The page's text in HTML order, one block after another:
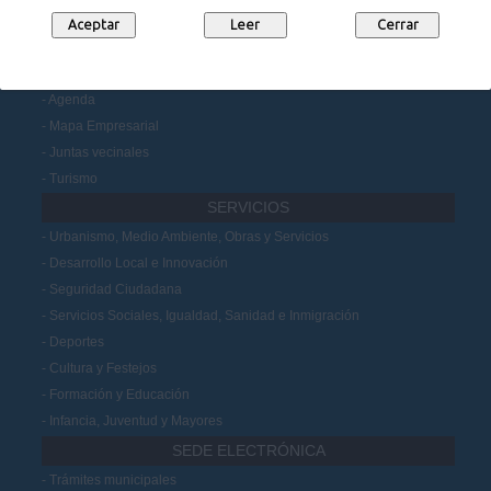
Participación Ciudadana
MUNICIPIO
Agenda
Mapa Empresarial
Juntas vecinales
Turismo
SERVICIOS
Urbanismo, Medio Ambiente, Obras y Servicios
Desarrollo Local e Innovación
Seguridad Ciudadana
Servicios Sociales, Igualdad, Sanidad e Inmigración
Deportes
Cultura y Festejos
Formación y Educación
Infancia, Juventud y Mayores
SEDE ELECTRÓNICA
Trámites municipales